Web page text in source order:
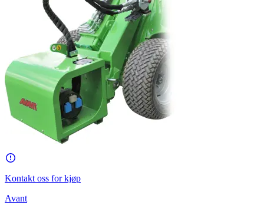
Kontakt oss for kjøp
Avant